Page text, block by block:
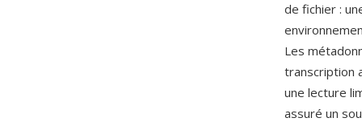
de fichier :
Les
transcription
une lecture
assuré un